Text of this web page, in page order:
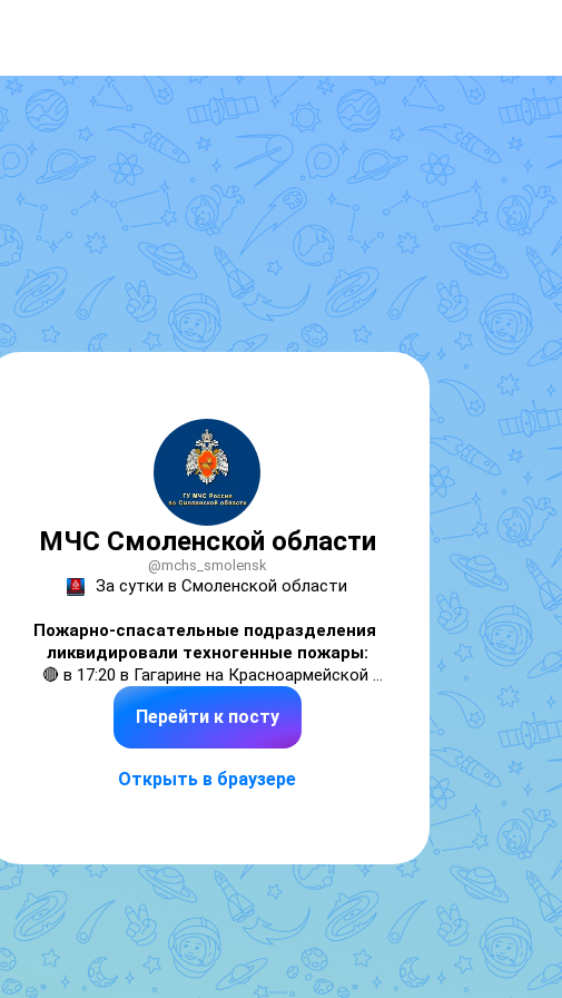
МЧС Смоленской области
@mchs_smolensk
За сутки в Смоленской области
Пожарно-спасательные подразделения
ликвидировали техногенные пожары:
🔴 в 17:20 в Гагарине на Красноармейской
улице произошел пожар в гараже;
🔴 в 19:46 в Мелиоративном переулке города
Гагарина горела хозяйственная постройка. В
выгорело полностью. К ликвидации пожара
🔵 К ликвидации последствий ДТП
пожарно-спасательные подразделения
не привлекались.
🌊 На водных объектах происшествий не
зарегистрировано.
Перейти к посту
Открыть в браузере